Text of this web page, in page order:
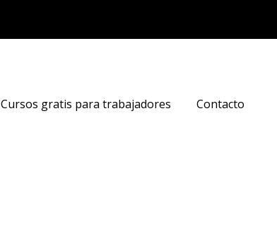
Cursos gratis para trabajadores Contacto